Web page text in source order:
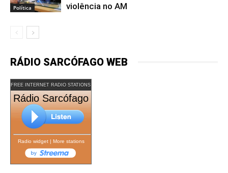
Política
violência no AM
RÁDIO SARCÓFAGO WEB
FREE INTERNET RADIO STATIONS
Rádio Sarcófago
Radio widget| More stations